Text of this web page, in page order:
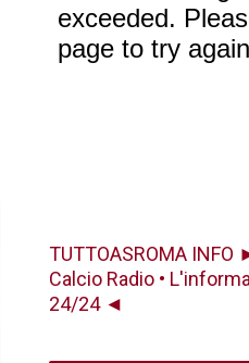
TUTTOASROMA
Calcio Radio •
24/24 ◄